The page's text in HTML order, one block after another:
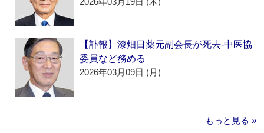
【訃報】漆畑日薬元副会長が死去‐中医協
委員など務める
2026年03月09日 (月)
もっと見る »